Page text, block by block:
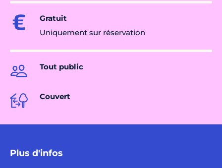
Gratuit
Uniquement sur réservation
Tout public
Couvert
Plus d'infos